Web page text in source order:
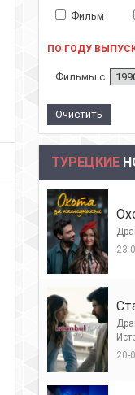
Фильм
ПО ГОДУ
Фильмы с
ТУРЕЦКИЕ
23-
20-